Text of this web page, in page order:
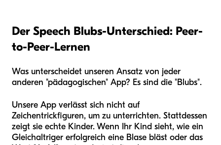
Der Speech Blubs-Unterschied: Peer-
to-Peer-Lernen
Was unterscheidet unseren Ansatz von jeder
anderen "pädagogischen" App? Es sind die "Blubs".
Unsere App verlässt sich nicht auf
Zeichentrickfiguren, um zu unterrichten. Stattdessen
zeigt sie echte Kinder. Wenn Ihr Kind sieht, wie ein
Gleichaltriger erfolgreich eine Blase bläst oder das